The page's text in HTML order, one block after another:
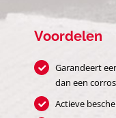
Voordelen
Garandeert
dan een
Actieve